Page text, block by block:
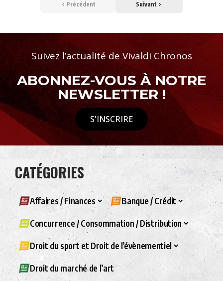
Précédent Suivant
Suivez l’actualité de Vivaldi Chronos
ABONNEZ-VOUS À NOTRE
NEWSLETTER !
S'INSCRIRE
CATÉGORIES
Affaires / Finances Banque / Crédit
Concurrence / Consommation / Distribution
Droit du sport et Droit de l’évènementiel
Droit du marché de l’art